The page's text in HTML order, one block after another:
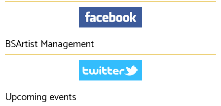
BSArtist Management
Upcoming events